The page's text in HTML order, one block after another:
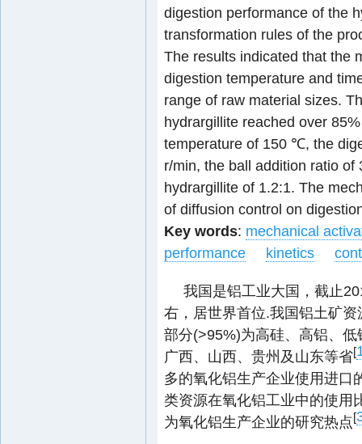
digestion performance of the
transformation rules of the
The results indicated that the
digestion temperature and
range of raw material sizes.
hydrargillite reached over
temperature of 150 ℃, the
r/min, the ball addition ratio
hydrargillite of 1.2:1. The
of diffusion control on
Key words: mechanical
performance
kinetics
我国是铝工业大国，截止
右，居世界首位.我国铝土矿
部分(>95%)为高硅、高铝、
广西、山西、贵州及山东等省[
多的氧化铝生产企业使用进口
类资源在氧化铝工业中的使用
为氧化铝生产企业的研究热点[